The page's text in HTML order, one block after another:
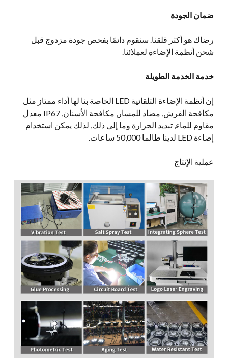
ضمان الجودة
رضاك هو أكثر قلقنا. سنقوم دائمًا بفحص جودة مزدوج قبل
شحن أنظمة الإضاءة لعملائنا.
خدمة الخدمة الطويلة
إن أنظمة الإضاءة التلقائية LED الخاصة بنا لها أداء ممتاز مثل
مكافحة الفرش, مضاد للمسار, مكافحة الأسنان, IP67 معدل
مقاوم للماء, تبديد الحرارة وما إلى ذلك, لذلك يمكن استخدام
إضاءة LED لدينا طالما 50,000 ساعات.
عملية الإنتاج